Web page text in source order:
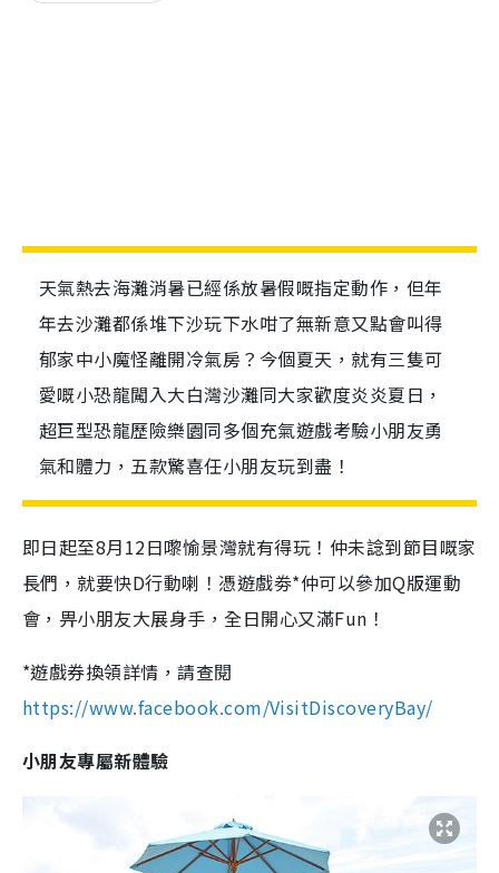
天氣熱去海灘消暑已經係放暑假嘅指定動作，但年
年去沙灘都係堆下沙玩下水咁了無新意又點會叫得
郁家中小魔怪離開冷氣房？今個夏天，就有三隻可
愛嘅小恐龍闖入大白灣沙灘同大家歡度炎炎夏日，
超巨型恐龍歷險樂園同多個充氣遊戲考驗小朋友勇
氣和體力，五款驚喜任小朋友玩到盡！
即日起至8月12日嚟愉景灣就有得玩！仲未諗到節目嘅家
長們，就要快D行動喇！憑遊戲劵*仲可以參加Q版運動
會，畀小朋友大展身手，全日開心又滿Fun！
*遊戲券換領詳情，請查閱
https://www.facebook.com/VisitDiscoveryBay/
小朋友專屬新體驗